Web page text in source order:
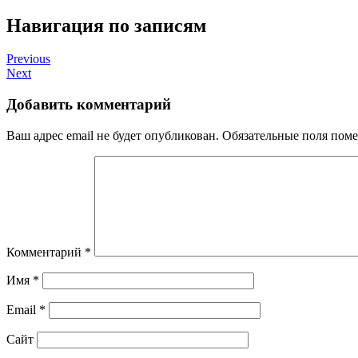
Навигация по записям
Previous
Next
Добавить комментарий
Ваш адрес email не будет опубликован. Обязательные поля
Комментарий *
Имя *
Email *
Сайт